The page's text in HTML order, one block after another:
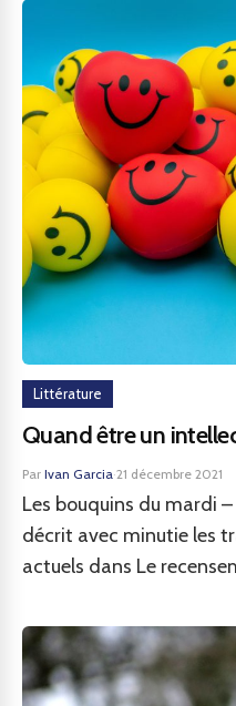
Littérature
Quand être un
Par Ivan Garcia·21 décembre 2021
Les bouquins du mardi
décrit avec minutie les
actuels dans Le